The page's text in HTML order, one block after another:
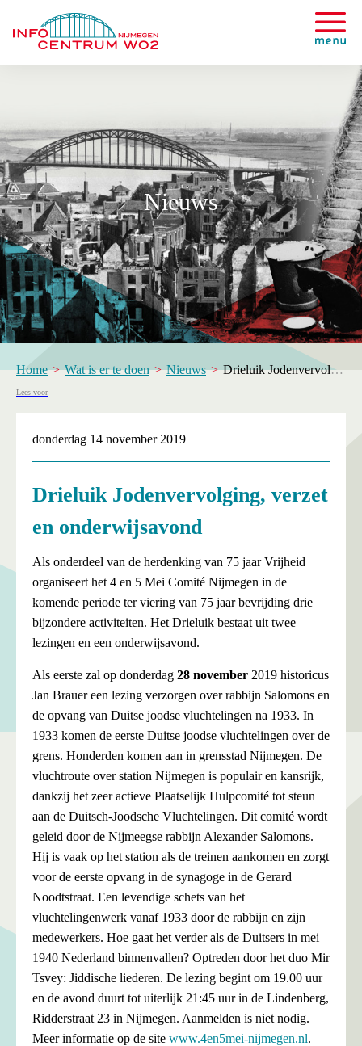
Nieuws
Home Wat is er te doen Nieuws ​Drieluik Jodenvervolging, verzet en onderwijsavond
Lees voor
donderdag 14 november 2019
​Drieluik Jodenvervolging, verzet
en onderwijsavond
Als onderdeel van de herdenking van 75 jaar Vrijheid
organiseert het 4 en 5 Mei Comité Nijmegen in de
komende periode ter viering van 75 jaar bevrijding drie
bijzondere activiteiten. Het Drieluik bestaat uit twee
lezingen en een onderwijsavond.
Als eerste zal op donderdag 28 november 2019 historicus
Jan Brauer een lezing verzorgen over rabbijn Salomons en
de opvang van Duitse joodse vluchtelingen na 1933. In
1933 komen de eerste Duitse joodse vluchtelingen over de
grens. Honderden komen aan in grensstad Nijmegen. De
vluchtroute over station Nijmegen is populair en kansrijk,
dankzij het zeer actieve Plaatselijk Hulpcomité tot steun
aan de Duitsch-Joodsche Vluchtelingen. Dit comité wordt
geleid door de Nijmeegse rabbijn Alexander Salomons.
Hij is vaak op het station als de treinen aankomen en zorgt
voor de eerste opvang in de synagoge in de Gerard
Noodtstraat. Een levendige schets van het
vluchtelingenwerk vanaf 1933 door de rabbijn en zijn
medewerkers. Hoe gaat het verder als de Duitsers in mei
1940 Nederland binnenvallen? Optreden door het duo Mir
Tsvey: Jiddische liederen. De lezing begint om 19.00 uur
en de avond duurt tot uiterlijk 21:45 uur in de Lindenberg,
Ridderstraat 23 in Nijmegen. Aanmelden is niet nodig.
Meer informatie op de site www.4en5mei-nijmegen.nl.